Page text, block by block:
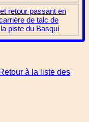
retour passant en
de talc de
piste du Basqui
Retour à la liste des